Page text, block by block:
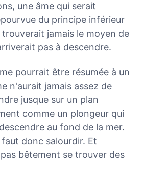
une âme qui serait
du principe inférieur
jamais le moyen de
pas à descendre.
pourrait être résumée à un
n'aurait jamais assez de
jusque sur un plan
comme un plongeur qui
au fond de la mer.
donc salourdir. Et
bêtement se trouver des